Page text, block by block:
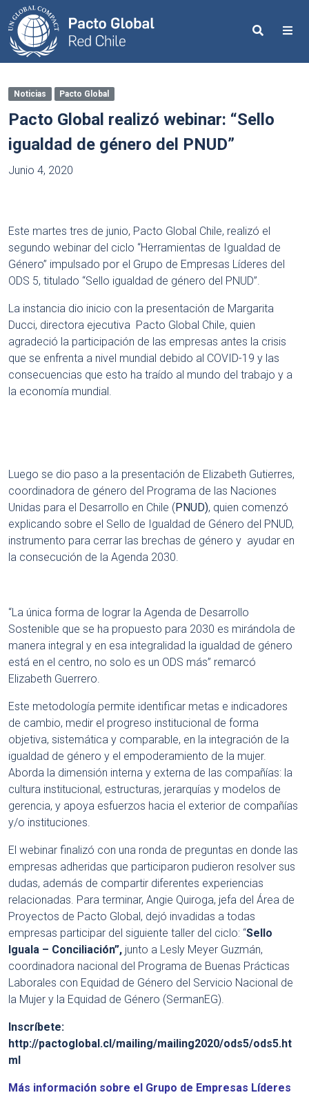
Search
Noticias Pacto Global
Pacto Global realizó webinar: “Sello
igualdad de género del PNUD”
Junio 4, 2020
Este martes tres de junio, Pacto Global Chile, realizó el
segundo webinar del ciclo “Herramientas de Igualdad de
Género” impulsado por el Grupo de Empresas Líderes del
ODS 5, titulado “Sello igualdad de género del PNUD”.
La instancia dio inicio con la presentación de Margarita
Ducci, directora ejecutiva Pacto Global Chile, quien
agradeció la participación de las empresas antes la crisis
que se enfrenta a nivel mundial debido al COVID-19 y las
consecuencias que esto ha traído al mundo del trabajo y a
la economía mundial.
Luego se dio paso a la presentación de Elizabeth Gutierres,
coordinadora de género del Programa de las Naciones
Unidas para el Desarrollo en Chile (PNUD), quien comenzó
explicando sobre el Sello de Igualdad de Género del PNUD,
instrumento para cerrar las brechas de género y ayudar en
la consecución de la Agenda 2030.
“La única forma de lograr la Agenda de Desarrollo
Sostenible que se ha propuesto para 2030 es mirándola de
manera integral y en esa integralidad la igualdad de género
está en el centro, no solo es un ODS más” remarcó
Elizabeth Guerrero.
Este metodología permite identificar metas e indicadores
de cambio, medir el progreso institucional de forma
objetiva, sistemática y comparable, en la integración de la
igualdad de género y el empoderamiento de la mujer.
Aborda la dimensión interna y externa de las compañías: la
cultura institucional, estructuras, jerarquías y modelos de
gerencia, y apoya esfuerzos hacia el exterior de compañías
y/o instituciones.
El webinar finalizó con una ronda de preguntas en donde las
empresas adheridas que participaron pudieron resolver sus
dudas, además de compartir diferentes experiencias
relacionadas. Para terminar, Angie Quiroga, jefa del Área de
Proyectos de Pacto Global, dejó invadidas a todas
empresas participar del siguiente taller del ciclo: “Sello
Iguala – Conciliación”, junto a Lesly Meyer Guzmán,
coordinadora nacional del Programa de Buenas Prácticas
Laborales con Equidad de Género del Servicio Nacional de
la Mujer y la Equidad de Género (SermanEG).
Inscríbete:
http://pactoglobal.cl/mailing/mailing2020/ods5/ods5.ht
ml
Más información sobre el Grupo de Empresas Líderes